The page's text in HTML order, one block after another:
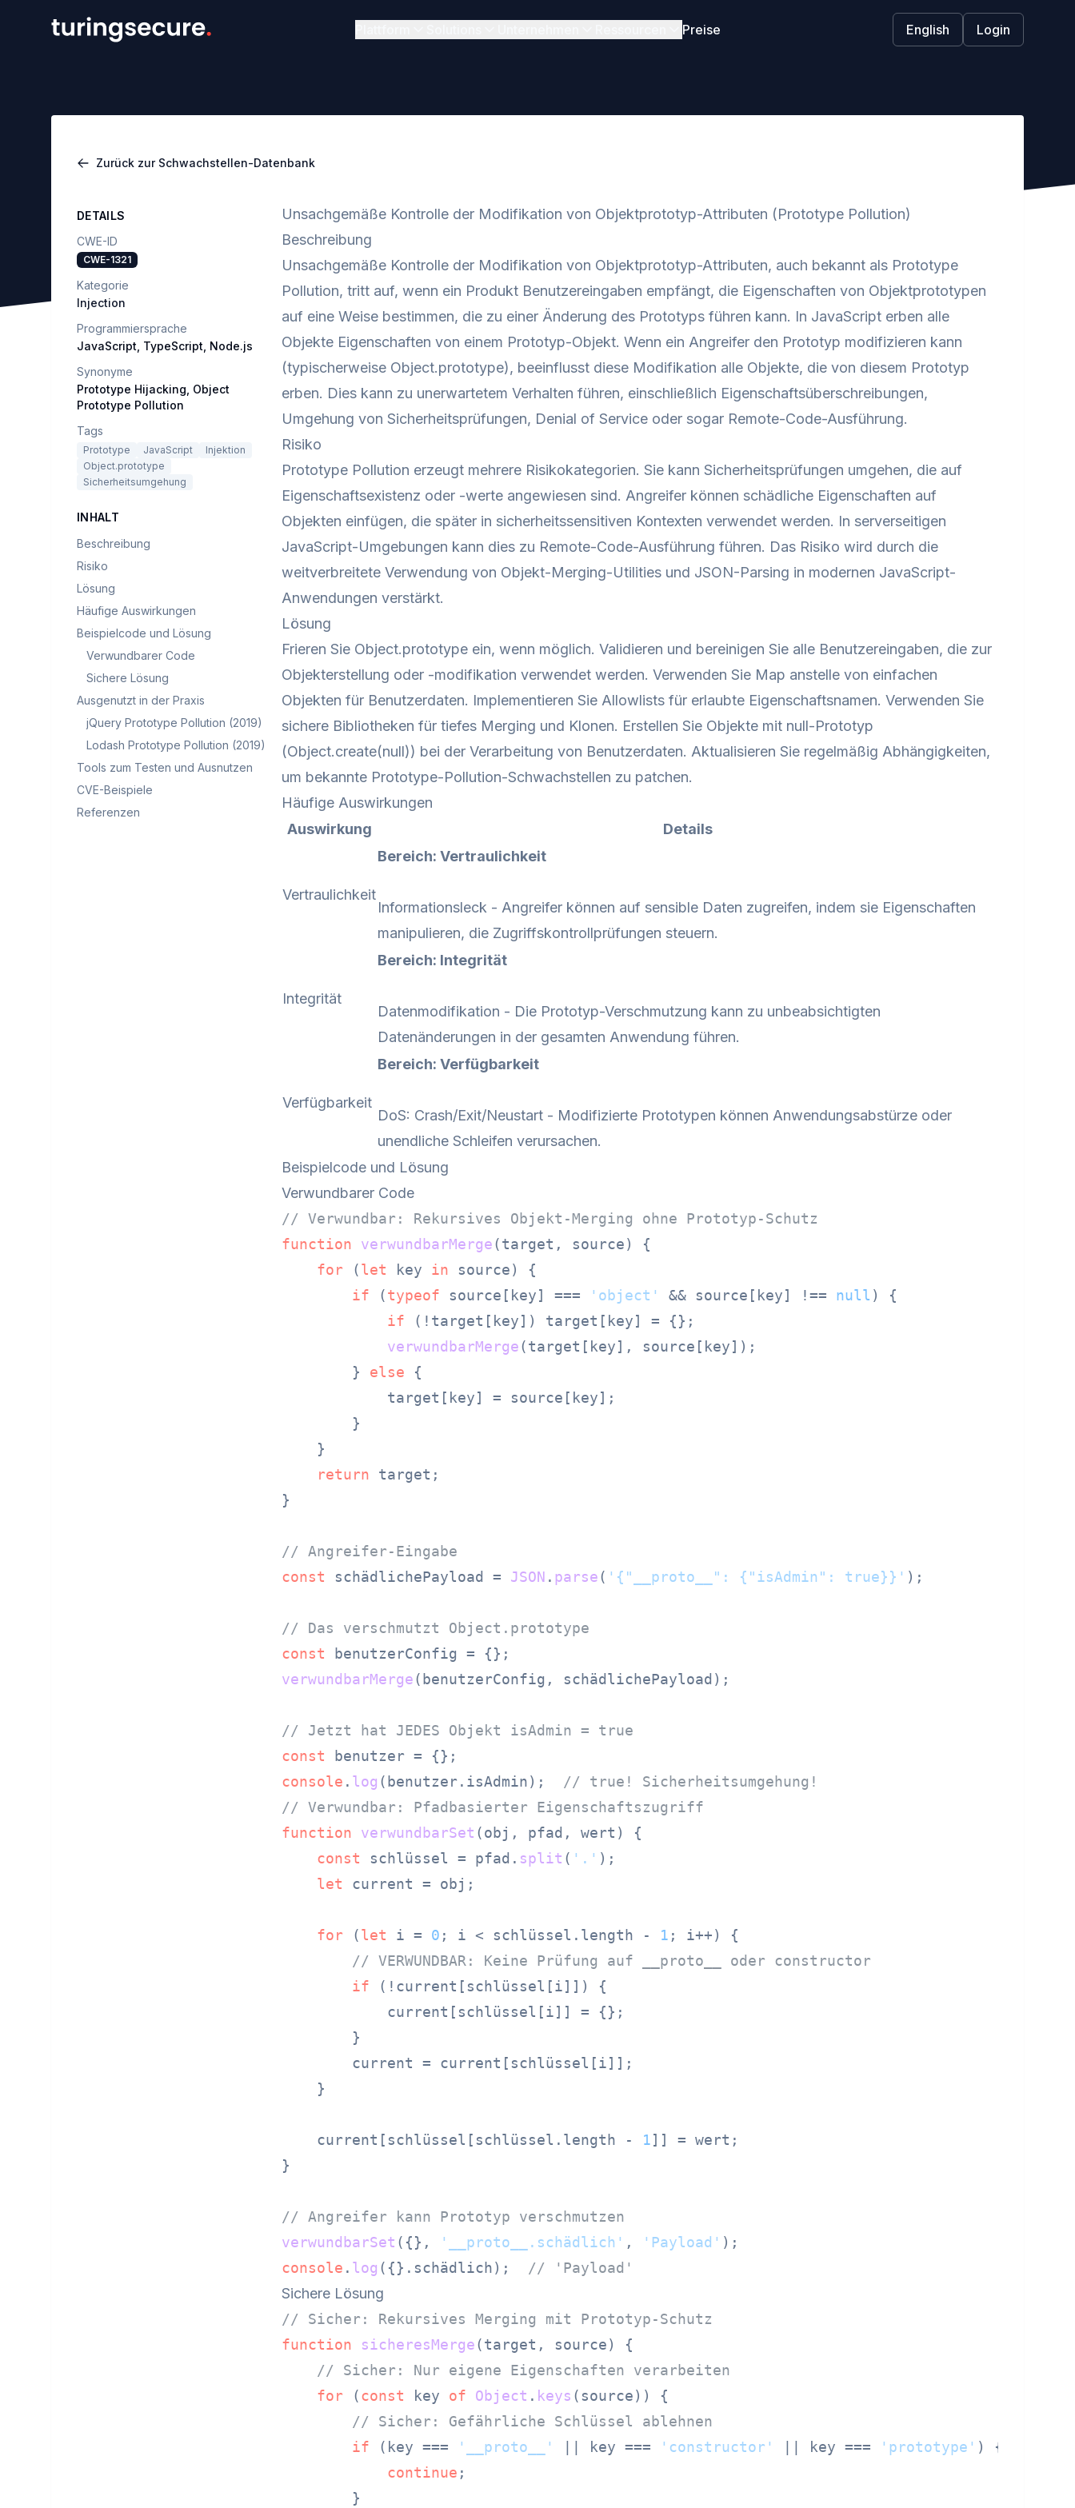
Preise English Login
Zurück zur Schwachstellen-Datenbank
DETAILS
CWE-ID
CWE-1321
Kategorie
Injection
Programmiersprache
JavaScript, TypeScript, Node.js
Synonyme
Prototype Hijacking, Object
Prototype Pollution
Tags
Prototype JavaScript
Injektion
Object.prototype
Sicherheitsumgehung
INHALT
Beschreibung
Risiko
Lösung
Häufige Auswirkungen
Beispielcode und Lösung
Verwundbarer Code
Sichere Lösung
Ausgenutzt in der Praxis
jQuery Prototype Pollution (2019)
Lodash Prototype Pollution (2019)
Tools zum Testen und Ausnutzen
CVE-Beispiele
Referenzen
Unsachgemäße Kontrolle der Modifikation von Objektprototyp-Attributen (Prototype Pollution)
Beschreibung
Unsachgemäße Kontrolle der Modifikation von Objektprototyp-Attributen, auch bekannt als Prototype
Pollution, tritt auf, wenn ein Produkt Benutzereingaben empfängt, die Eigenschaften von Objektprototypen
auf eine Weise bestimmen, die zu einer Änderung des Prototyps führen kann. In JavaScript erben alle
Objekte Eigenschaften von einem Prototyp-Objekt. Wenn ein Angreifer den Prototyp modifizieren kann
(typischerweise Object.prototype), beeinflusst diese Modifikation alle Objekte, die von diesem Prototyp
erben. Dies kann zu unerwartetem Verhalten führen, einschließlich Eigenschaftsüberschreibungen,
Umgehung von Sicherheitsprüfungen, Denial of Service oder sogar Remote-Code-Ausführung.
Risiko
Prototype Pollution erzeugt mehrere Risikokategorien. Sie kann Sicherheitsprüfungen umgehen, die auf
Eigenschaftsexistenz oder -werte angewiesen sind. Angreifer können schädliche Eigenschaften auf
Objekten einfügen, die später in sicherheitssensitiven Kontexten verwendet werden. In serverseitigen
JavaScript-Umgebungen kann dies zu Remote-Code-Ausführung führen. Das Risiko wird durch die
weitverbreitete Verwendung von Objekt-Merging-Utilities und JSON-Parsing in modernen JavaScript-
Anwendungen verstärkt.
Lösung
Frieren Sie Object.prototype ein, wenn möglich. Validieren und bereinigen Sie alle Benutzereingaben, die zur
Objekterstellung oder -modifikation verwendet werden. Verwenden Sie Map anstelle von einfachen
Objekten für Benutzerdaten. Implementieren Sie Allowlists für erlaubte Eigenschaftsnamen. Verwenden Sie
sichere Bibliotheken für tiefes Merging und Klonen. Erstellen Sie Objekte mit null-Prototyp
(Object.create(null)) bei der Verarbeitung von Benutzerdaten. Aktualisieren Sie regelmäßig Abhängigkeiten,
um bekannte Prototype-Pollution-Schwachstellen zu patchen.
Häufige Auswirkungen
Auswirkung
Details
Vertraulichkeit
Bereich: Vertraulichkeit
Informationsleck - Angreifer können auf sensible Daten zugreifen, indem sie Eigenschaften
manipulieren, die Zugriffskontrollprüfungen steuern.
Integrität
Bereich: Integrität
Datenmodifikation - Die Prototyp-Verschmutzung kann zu unbeabsichtigten
Datenänderungen in der gesamten Anwendung führen.
Verfügbarkeit
Bereich: Verfügbarkeit
DoS: Crash/Exit/Neustart - Modifizierte Prototypen können Anwendungsabstürze oder
unendliche Schleifen verursachen.
Beispielcode und Lösung
Verwundbarer Code
// Verwundbar: Rekursives Objekt-Merging ohne Prototyp-Schutz
function
verwundbarMerge(target, source) {
for (let key in source) {
if (typeof source[key] === 'object' && source[key] !== null ) {
if (!target[key]) target[key] = {};
verwundbarMerge(target[key], source[key]);
        }
else {
            target[key] = source[key];
        }
    }
return target;
}
// Angreifer-Eingabe
const schädlichePayload = JSON . parse( '{"__proto__": {"isAdmin": true}}' );
// Das verschmutzt Object.prototype
const
verwundbarMerge(benutzerConfig, schädlichePayload);
// Jetzt hat JEDES Objekt isAdmin = true
const
console . log (benutzer. isAdmin); // true! Sicherheitsumgehung!
// Verwundbar: Pfadbasierter Eigenschaftszugriff
function
verwundbarSet (obj, pfad, wert ) {
const schlüssel = pfad. split ( '.' );
let current = obj;
for (let i = 0 ; i < schlüssel. length - 1 ; i++) {
// VERWUNDBAR: Keine Prüfung auf __proto__ oder constructor
if (!current[schlüssel[i]]) {
            current[schlüssel[i]] = {};
        }
        current = current[schlüssel[i]];
    }
    current[schlüssel[schlüssel.
length - 1]] = wert;
}
// Angreifer kann Prototyp verschmutzen
verwundbarSet ({}, '__proto__.schädlich' , 'Payload'
console . log ({}. schädlich); // 'Payload'
Sichere Lösung
// Sicher: Rekursives Merging mit Prototyp-Schutz
function
sicheresMerge(target, source) {
// Sicher: Nur eigene Eigenschaften verarbeiten
for (const key of Object . keys (source)) {
// Sicher: Gefährliche Schlüssel ablehnen
if (key === '__proto__' || key === 'constructor' || key === 'prototype' ) {
continue ;
        }